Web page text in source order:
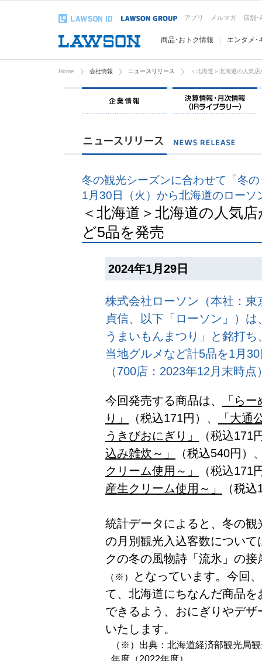
アプリ メルマガ 店舗･
商品･おトク情報 エンタメ･
Home 会社情報 ニュースリリース ＜北海道＞北海道の人気
企業情報
冬の観光シーズンに合わせて「冬
1月30日（火）から北海道のローソ
＜北海道＞北海道の人気
ど5品を発売
2024年1月29日
株式会社ローソン（本社：
貞信、以下「ローソン」）
うまいもんまつり」と銘打
当地グルメなど計5品を1月
（700店：2023年12月末時
今回発売する商品は、
「ら
り」
（税込171円）、
「大
うきびおにぎり」
（税込171
込み雑炊～」
（税込540円）
クリーム使用～」
（税込171
産生クリーム使用～」
（税
統計データによると、冬の
の月別観光入込客数につい
クの冬の風物詩「流氷」の
（※）
となっています。今回
て、北海道にちなんだ商品
できるよう、おにぎりやデ
いたします。
（ ※）出典：北海道経済部観光局
年度（2022年度）